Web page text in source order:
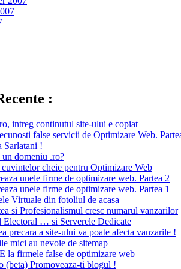
:
intreg continutul site-ului e copiat
false servicii de Optimizare Web.
Sarlatani !
un domeniu .ro?
cuvintelor cheie pentru Optimizare Web
unele firme de optimizare web. Partea 2
unele firme de optimizare web. Partea 1
Virtuale din fotoliul de acasa
si Profesionalismul cresc numarul vanzarilor
Electoral … si Serverele Dedicate
precara a site-ului va poate afecta vanzarile !
mici au nevoie de sitemap
la firmele false de optimizare web
(beta) Promoveaza-ti blogul !